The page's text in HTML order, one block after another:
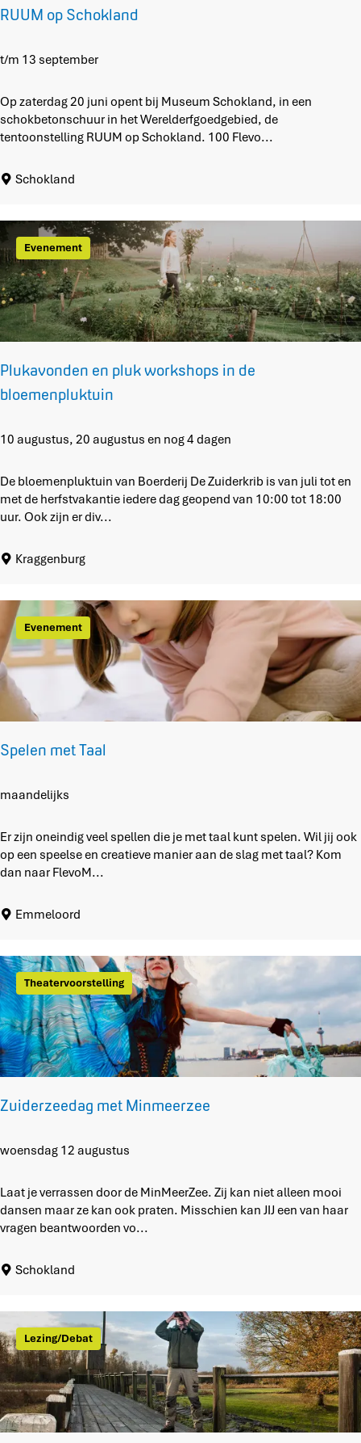
RUUM op Schokland
R
U
o
c
o
l
a
n
d
t/m 13 september
Op zaterdag 20 juni opent bij Museum Schokland, in een
schokbetonschuur in het Werelderfgoedgebied, de
tentoonstelling RUUM op Schokland. 100 Flevo...
Schokland
Plukavonden en pluk workshops in de
bloemenpluktuin
P
u
n
e
e
n
p
k
w
o
k
h
p
n
e
b
l
o
e
m
e
n
p
l
k
u
Evenement
10 augustus, 20 augustus en nog 4 dagen
De bloemenpluktuin van Boerderij De Zuiderkrib is van juli tot en
met de herfstvakantie iedere dag geopend van 10:00 tot 18:00
uur. Ook zijn er div...
Kraggenburg
Spelen met Taal
S
e
e
e
T
a
a
l
Evenement
maandelijks
Er zijn oneindig veel spellen die je met taal kunt spelen. Wil jij ook
op een speelse en creatieve manier aan de slag met taal? Kom
dan naar FlevoM...
Emmeloord
Zuiderzeedag met Minmeerzee
Z
i
d
e
d
a
g
m
e
t
M
i
Theatervoorstelling
woensdag 12 augustus
Laat je verrassen door de MinMeerZee. Zij kan niet alleen mooi
dansen maar ze kan ook praten. Misschien kan JIJ een van haar
vragen beantwoorden vo...
Schokland
Lezing/Debat